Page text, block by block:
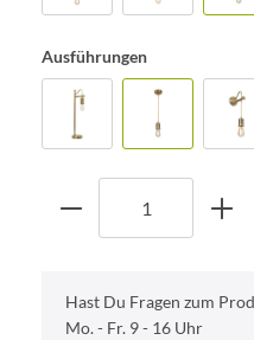
Ausführungen
Hast Du Fragen zum
Mo. - Fr. 9 - 16 Uhr